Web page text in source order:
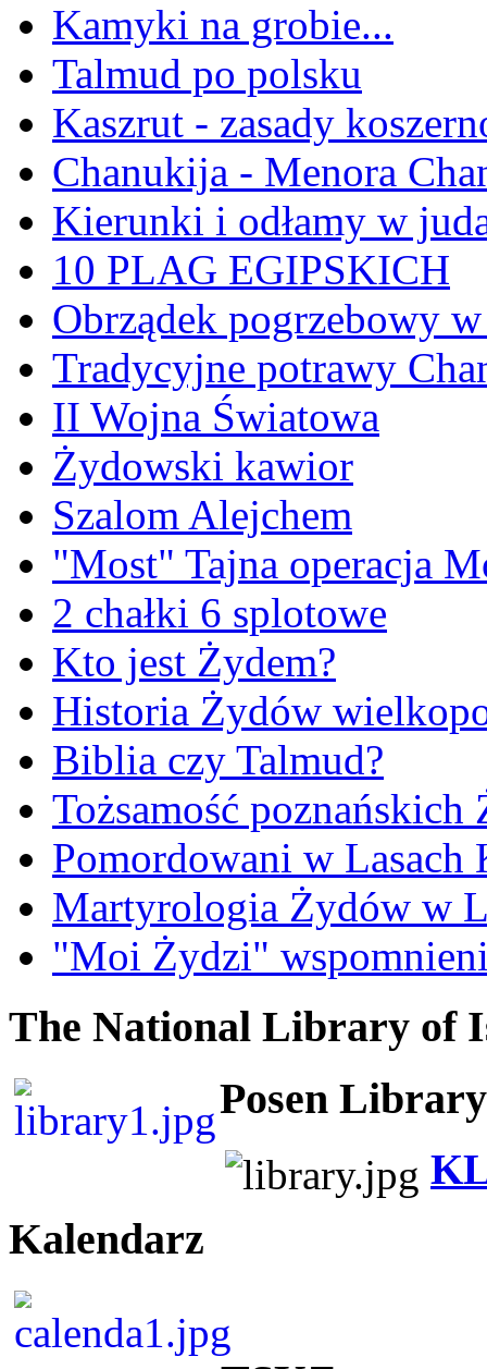
Kamyki na grobie...
Talmud po polsku
Kaszrut - zasady
Chanukija - Menora
Kierunki i odłamy w
10 PLAG EGIPSKICH
Obrządek pogrzebowy
Tradycyjne potrawy
II Wojna Światowa
Żydowski kawior
Szalom Alejchem
"Most" Tajna operacja
2 chałki 6 splotowe
Kto jest Żydem?
Historia Żydów
Biblia czy Talmud?
Tożsamość poznańskich
Pomordowani w Lasach
Martyrologia Żydów w
"Moi Żydzi"
The National Library of
Posen Library
Kalendarz